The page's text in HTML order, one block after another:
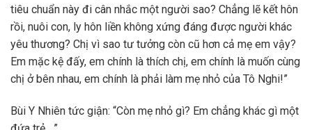
tiêu chuẩn này đi cân nhắc một người sao? Chẳng lẽ kết hôn
rồi, nuôi con, ly hôn liền không xứng đáng được người khác
yêu thương? Chị vì sao tư tưởng còn cũ hơn cả mẹ em vậy?
Em mặc kệ đấy, em chính là thích chị, em chính là muốn cùng
chị ở bên nhau, em chính là phải làm mẹ nhỏ của Tô Nghi!”
Bùi Y Nhiên tức giận: “Còn mẹ nhỏ gì? Em chẳng khác gì một